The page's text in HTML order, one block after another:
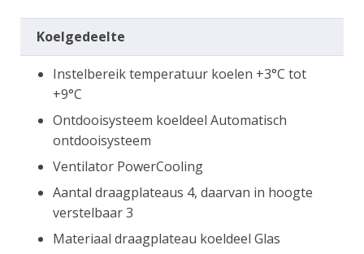
Koelgedeelte
Instelbereik temperatuur koelen +3°C tot
+9°C
Ontdooisysteem koeldeel Automatisch
ontdooisysteem
Ventilator PowerCooling
Aantal draagplateaus 4, daarvan in hoogte
verstelbaar 3
Materiaal draagplateau koeldeel Glas